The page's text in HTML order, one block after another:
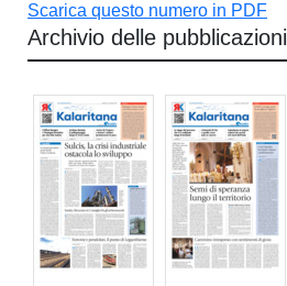
Scarica questo numero in PDF
Archivio delle pubblicazioni